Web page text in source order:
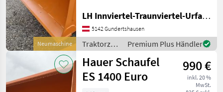
Neumaschine
ihre robuste Bauweise und
Vielseitigkeit aus. Das
Modell, das wir hier
vorstellen, beeindruckt mit
ein
LH Innviertel-Traunviertel-Urfahr eGen, Gundertshausen
5142 Gundertshausen
Traktorzubehör
/ Hauer
Premium Plus Händler
Hauer Schaufel
ES 1400 Euro
990 €
inkl. 20 %
MwSt.